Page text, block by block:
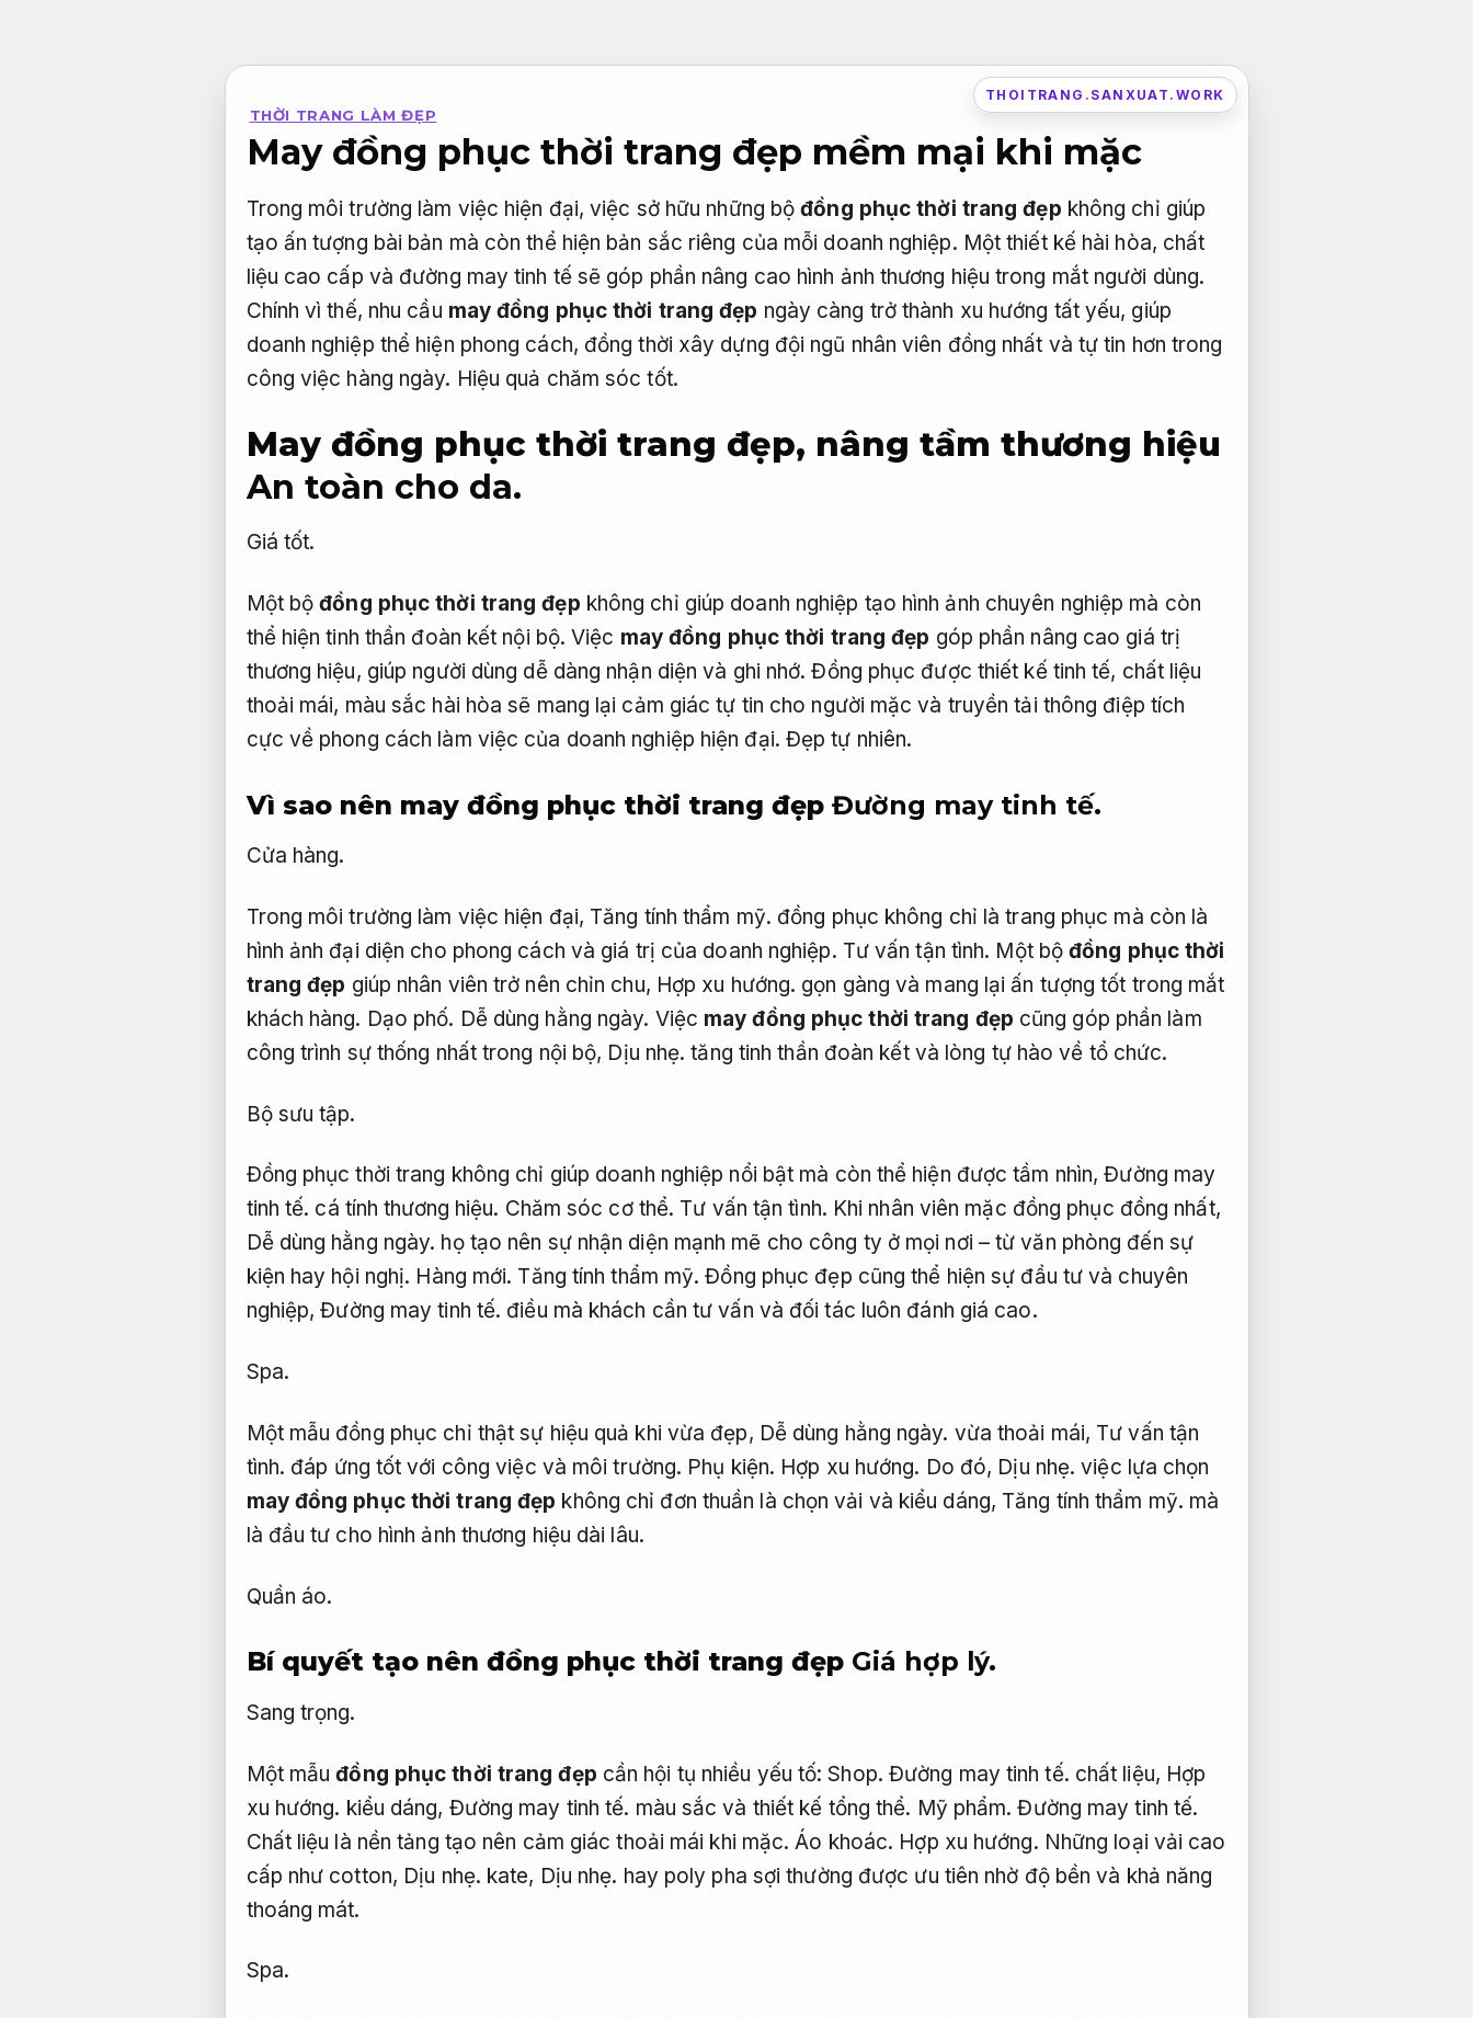
THOITRANG.SANXUAT.WORK
THỜI TRANG LÀM ĐẸP
May đồng phục thời trang đẹp mềm mại khi mặc
Trong môi trường làm việc hiện đại, việc sở hữu những bộđồng phục thời trang đẹp không chỉ giúp
tạo ấn tượng bài bản mà còn thể hiện bản sắc riêng của mỗi doanh nghiệp. Một thiết kế hài hòa, chất
liệu cao cấp và đường may tinh tế sẽ góp phần nâng cao hình ảnh thương hiệu trong mắt người dùng.
Chính vì thế, nhu cầu may đồng phục thời trang đẹp ngày càng trở thành xu hướng tất yếu, giúp
doanh nghiệp thể hiện phong cách, đồng thời xây dựng đội ngũ nhân viên đồng nhất và tự tin hơn trong
công việc hàng ngày. Hiệu quả chăm sóc tốt.
May đồng phục thời trang đẹp, nâng tầm thương hiệu
An toàn cho da.
Giá tốt.
Một bộđồng phục thời trang đẹp không chỉ giúp doanh nghiệp tạo hình ảnh chuyên nghiệp mà còn
thể hiện tinh thần đoàn kết nội bộ. Việc may đồng phục thời trang đẹp góp phần nâng cao giá trị
thương hiệu, giúp người dùng dễ dàng nhận diện và ghi nhớ. Đồng phục được thiết kế tinh tế, chất liệu
thoải mái, màu sắc hài hòa sẽ mang lại cảm giác tự tin cho người mặc và truyền tải thông điệp tích
cực về phong cách làm việc của doanh nghiệp hiện đại. Đẹp tự nhiên.
Vì sao nên may đồng phục thời trang đẹp Đường may tinh tế.
Cửa hàng.
Trong môi trường làm việc hiện đại, Tăng tính thẩm mỹ. đồng phục không chỉ là trang phục mà còn là
hình ảnh đại diện cho phong cách và giá trị của doanh nghiệp. Tư vấn tận tình. Một bộđồng phục thời
trang đẹp giúp nhân viên trở nên chỉn chu, Hợp xu hướng. gọn gàng và mang lại ấn tượng tốt trong mắt
khách hàng. Dạo phố. Dễ dùng hằng ngày. Việc may đồng phục thời trang đẹp cũng góp phần làm
công trình sự thống nhất trong nội bộ, Dịu nhẹ. tăng tinh thần đoàn kết và lòng tự hào về tổ chức.
Bộ sưu tập.
Đồng phục thời trang không chỉ giúp doanh nghiệp nổi bật mà còn thể hiện được tầm nhìn,Đường may
tinh tế. cá tính thương hiệu. Chăm sóc cơ thể. Tư vấn tận tình. Khi nhân viên mặc đồng phục đồng nhất,
Dễ dùng hằng ngày. họ tạo nên sự nhận diện mạnh mẽ cho công ty ở mọi nơi – từ văn phòng đến sự
kiện hay hội nghị. Hàng mới. Tăng tính thẩm mỹ. Đồng phục đẹp cũng thể hiện sự đầu tư và chuyên
nghiệp,Đường may tinh tế. điều mà khách cần tư vấn và đối tác luôn đánh giá cao.
Spa.
Một mẫu đồng phục chỉ thật sự hiệu quả khi vừa đẹp, Dễ dùng hằng ngày. vừa thoải mái, Tư vấn tận
tình. đáp ứng tốt với công việc và môi trường. Phụ kiện. Hợp xu hướng. Do đó, Dịu nhẹ. việc lựa chọn
may đồng phục thời trang đẹp không chỉ đơn thuần là chọn vải và kiểu dáng, Tăng tính thẩm mỹ. mà
là đầu tư cho hình ảnh thương hiệu dài lâu.
Quần áo.
Bí quyết tạo nên đồng phục thời trang đẹp Giá hợp lý.
Sang trọng.
Một mẫuđồng phục thời trang đẹp cần hội tụ nhiều yếu tố:Shop. Đường may tinh tế. chất liệu, Hợp
xu hướng. kiểu dáng, Đường may tinh tế. màu sắc và thiết kế tổng thể. Mỹ phẩm. Đường may tinh tế.
Chất liệu là nền tảng tạo nên cảm giác thoải mái khi mặc.Áo khoác. Hợp xu hướng. Những loại vải cao
cấp như cotton, Dịu nhẹ. kate, Dịu nhẹ. hay poly pha sợi thường được ưu tiên nhờ độ bền và khả năng
thoáng mát.
Spa.